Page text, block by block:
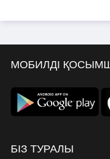
МОБИЛДІ
БІЗ ТУРАЛЫ